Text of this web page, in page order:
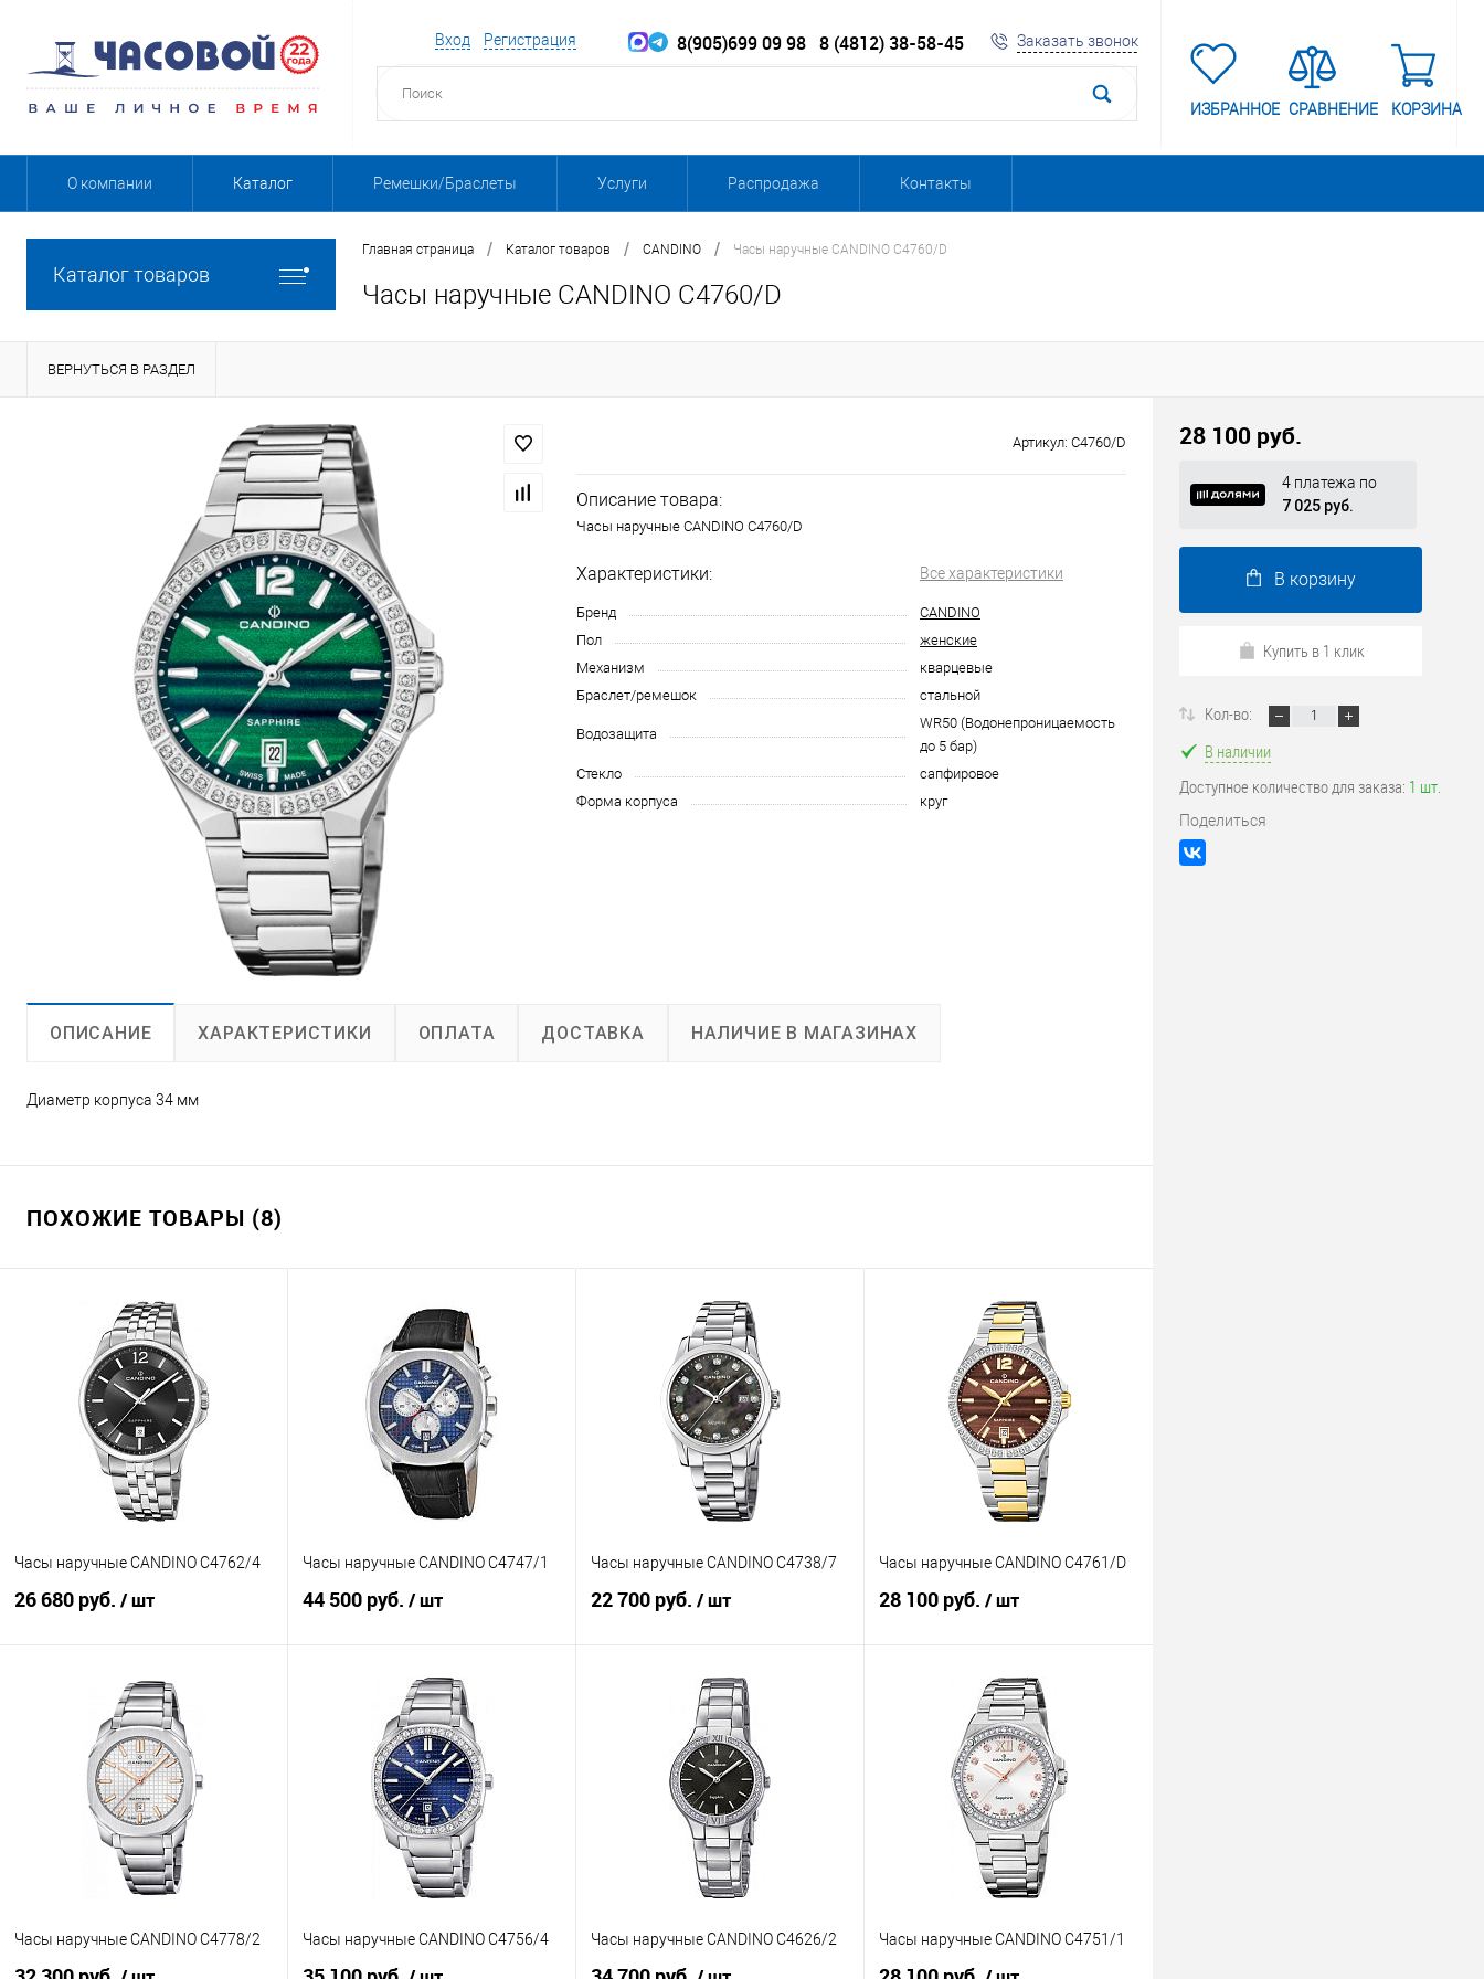
Вход Регистрация 8(905)699 09 98 8 (4812) 38-58-45 Заказать звонок
ИЗБРАННОЕ СРАВНЕНИЕ КОРЗИНА
О компании Каталог Ремешки/Браслеты Услуги Распродажа Контакты
Каталог товаров
Главная страница / Каталог товаров / CANDINO / Часы наручные CANDINO C4760/D
Часы наручные CANDINO C4760/D
ВЕРНУТЬСЯ В РАЗДЕЛ
Артикул: C4760/D
Описание товара:
Часы наручные CANDINO C4760/D
Характеристики: Все характеристики
Бренд
CANDINO
Пол
женские
Механизм
кварцевые
Браслет/ремешок
стальной
Водозащита
WR50 (Водонепроницаемость
до 5 бар)
Стекло
сапфировое
Форма корпуса
круг
ОПИСАНИЕ ХАРАКТЕРИСТИКИ ОПЛАТА ДОСТАВКА НАЛИЧИЕ В МАГАЗИНАХ
Диаметр корпуса 34 мм
ПОХОЖИЕ ТОВАРЫ (8)
Часы наручные CANDINO C4762/4
26 680 руб. / шт
В корзину
Купить в 1 клик
К сравнению
В избранное
В наличии
Часы наручные CANDINO C4747/1
44 500 руб. / шт
В корзину
Купить в 1 клик
К сравнению
В избранное
В наличии
Часы наручные CANDINO C4738/7
22 700 руб. / шт
В корзину
Купить в 1 клик
К сравнению
В избранное
В наличии
Часы наручные CANDINO C4761/D
28 100 руб. / шт
В корзину
Купить в 1 клик
К сравнению
В избранное
В наличии
Часы наручные CANDINO C4778/2 Часы наручные CANDINO C4756/4 Часы наручные CANDINO C4626/2 Часы наручные CANDINO C4751/1
28 100 руб.
4 платежа по
7 025 руб.
В корзину
Купить в 1 клик
Кол-во:
В наличии
Доступное количество для заказа: 1 шт.
Поделиться